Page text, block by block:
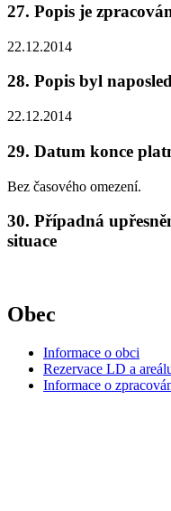
27. Popis je
22.12.2014
28. Popis byl
22.12.2014
29. Datum konce
Bez časového omezení.
30. Případná
situace
Obec
Informace o obci
Rezervace LD a
Informace o